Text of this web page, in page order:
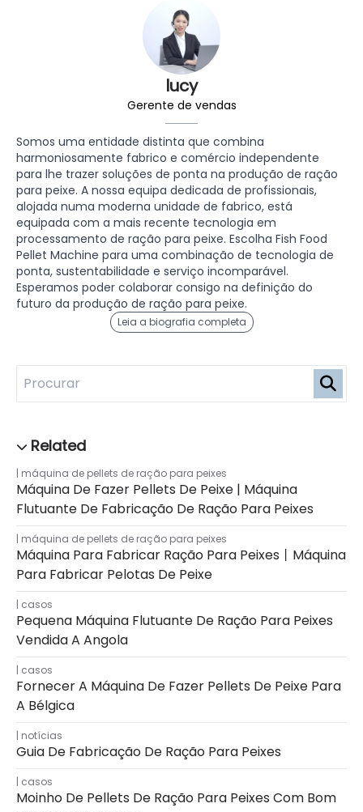
lucy
Gerente de vendas
Somos uma entidade distinta que combina
harmoniosamente fabrico e comércio independente
para lhe trazer soluções de ponta na produção de ração
para peixe. A nossa equipa dedicada de profissionais,
alojada numa moderna unidade de fabrico, está
equipada com a mais recente tecnologia em
processamento de ração para peixe. Escolha Fish Food
Pellet Machine para uma combinação de tecnologia de
ponta, sustentabilidade e serviço incomparável.
Esperamos poder colaborar consigo na definição do
futuro da produção de ração para peixe.
Leia a biografia completa
máquina de pellets de ração para peixes
Máquina De Fazer Pellets De Peixe | Máquina
Flutuante De Fabricação De Ração Para Peixes
máquina de pellets de ração para peixes
Máquina Para Fabricar Ração Para Peixes丨Máquina
Para Fabricar Pelotas De Peixe
casos
Pequena Máquina Flutuante De Ração Para Peixes
Vendida A Angola
casos
Fornecer A Máquina De Fazer Pellets De Peixe Para
A Bélgica
notícias
Guia De Fabricação De Ração Para Peixes
casos
Moinho De Pellets De Ração Para Peixes Com Bom